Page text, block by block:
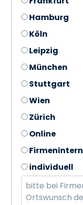
Hamburg
Köln
Leipzig
München
Stuttgart
Wien
Zürich
Online
Firmenintern
individuell